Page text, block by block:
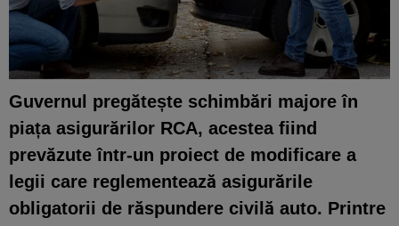
Guvernul pregătește schimbări majore în
piața asigurărilor RCA, acestea fiind
prevăzute într-un proiect de modificare a
legii care reglementează asigurările
obligatorii de răspundere civilă auto. Printre